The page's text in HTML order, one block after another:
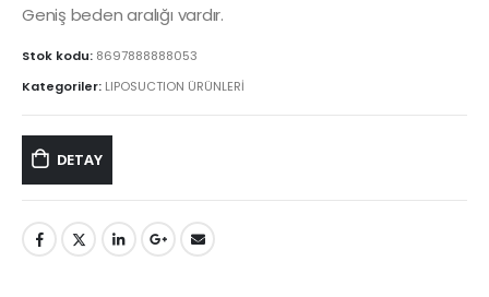
Geniş beden aralığı vardır.
Stok kodu: 8697888888053
Kategoriler: LIPOSUCTION ÜRÜNLERİ
DETAY